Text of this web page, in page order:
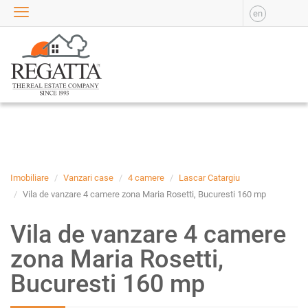
en
Imobiliare Vanzari case 4 camere
Lascar Catargiu
Vila de vanzare 4 camere zona Maria Rosetti, Bucuresti 160 mp
Vila de vanzare 4 camere
zona Maria Rosetti,
Bucuresti 160 mp
VANZARE
APARTAMENTE DE
VANZARE
APARTAMENTE NOI DE
VANZARE
SPATII INDUSTRIALE DE
TERENURI DE VANZARE
APARTAMENTE DE
INCHIRIAT